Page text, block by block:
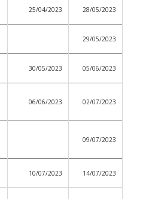
25/04/2023 28/05/2023
29/05/2023
30/05/2023 05/06/2023
06/06/2023 02/07/2023
09/07/2023
10/07/2023 14/07/2023